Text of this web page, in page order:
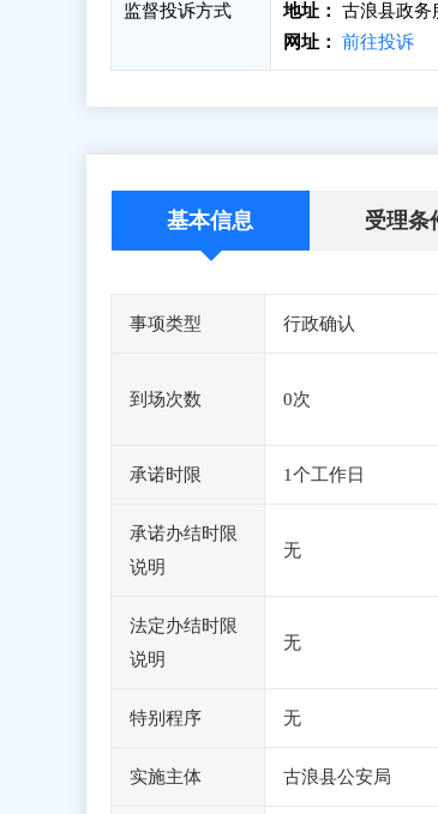
监督投诉方式
地址：
古浪县政务
网址：
前往投诉
基本信息 受理条
事项类型 行政确认
到场次数 0次
承诺时限 1个工作日
承诺办结时限
说明
无
法定办结时限
说明
无
特别程序 无
实施主体 古浪县公安局